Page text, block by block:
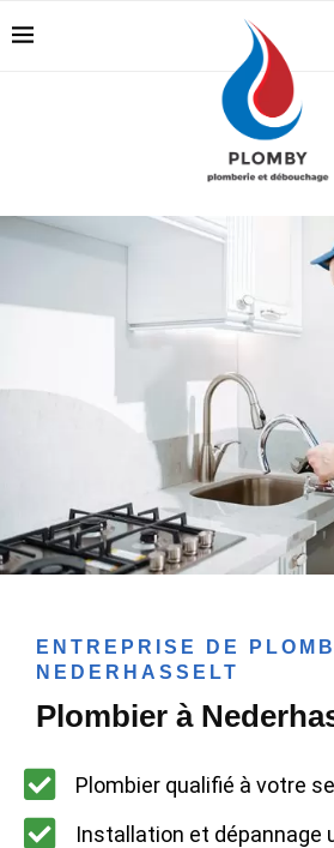
ENTREPRISE DE
NEDERHASSELT
Plombier à
Plombier qualifié à votre
Installation et dépannage